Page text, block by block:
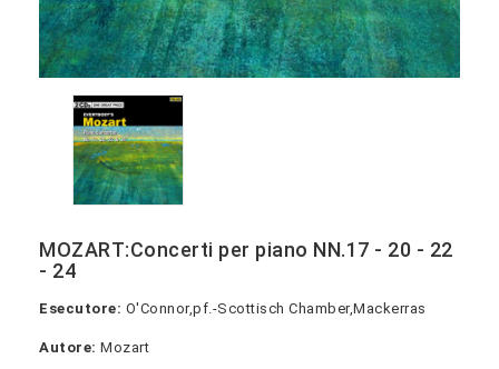
MOZART:Concerti per piano NN.17 - 20 - 22
- 24
Esecutore: O'Connor,pf.-Scottisch Chamber,Mackerras
Autore: Mozart